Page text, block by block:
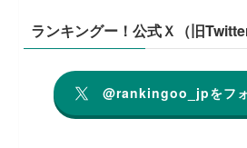
ランキングー！公式Ｘ（旧Twitter
@rankingoo_jpをフ